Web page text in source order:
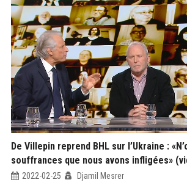
De Villepin reprend BHL sur l’Ukraine :
souffrances que nous avons infligées»
2022-02-25 Djamil Mesrer